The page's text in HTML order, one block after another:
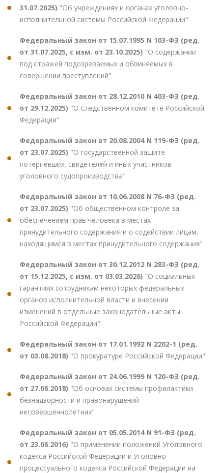
31.07.2025) "Об учреждениях и органах уголовно-
исполнительной системы Российской Федерации"
Федеральный закон от 15.07.1995 N 103-ФЗ (ред.
от 31.07.2025, с изм. от 23.10.2025) "О содержании
под стражей подозреваемых и обвиняемых в
совершении преступлений"
Федеральный закон от 28.12.2010 N 403-ФЗ (ред.
от 29.12.2025) "О Следственном комитете Российской
Федерации"
Федеральный закон от 20.08.2004 N 119-ФЗ (ред.
от 23.07.2025) "О государственной защите
потерпевших, свидетелей и иных участников
уголовного судопроизводства"
Федеральный закон от 10.06.2008 N 76-ФЗ (ред.
от 23.07.2025) "Об общественном контроле за
обеспечением прав человека в местах
принудительного содержания и о содействии лицам,
находящимся в местах принудительного содержания"
Федеральный закон от 30.12.2012 N 283-ФЗ (ред.
от 15.12.2025, с изм. от 03.03.2026) "О социальных
гарантиях сотрудникам некоторых федеральных
органов исполнительной власти и внесении
изменений в отдельные законодательные акты
Российской Федерации"
Федеральный закон от 17.01.1992 N 2202-1 (ред.
от 03.08.2018) "О прокуратуре Российской Федерации"
Федеральный закон от 24.06.1999 N 120-ФЗ (ред.
от 27.06.2018) "Об основах системы профилактики
безнадзорности и правонарушений
несовершеннолетних"
Федеральный закон от 05.05.2014 N 91-ФЗ (ред.
от 23.06.2016) "О применении положений Уголовного
кодекса Российской Федерации и Уголовно-
процессуального кодекса Российской Федерации на